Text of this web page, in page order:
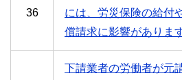
36
には、労災保険の給付
償請求に影響がありま
下請業者の労働者が元